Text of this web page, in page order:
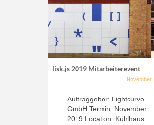
lisk.js 2019 Mitarbeiterevent
November
Auftraggeber: Lightcurve
GmbH Termin: November
2019 Location: Kühlhaus